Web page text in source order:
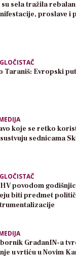
su sela tražila
proslave i
Taraniš: Evropski
koje se retko
sednicama
povodom
biti predmet
GrađanIN-a
u vrtiću u Novim